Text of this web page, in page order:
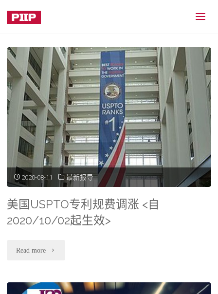
Category:最新报导
HomeArchive for category "最新报导"(Page 3)
2020-08-11 最新报导
美国USPTO专利规费调涨 <自
2020/10/02起生效>
Read more "美
USPTO